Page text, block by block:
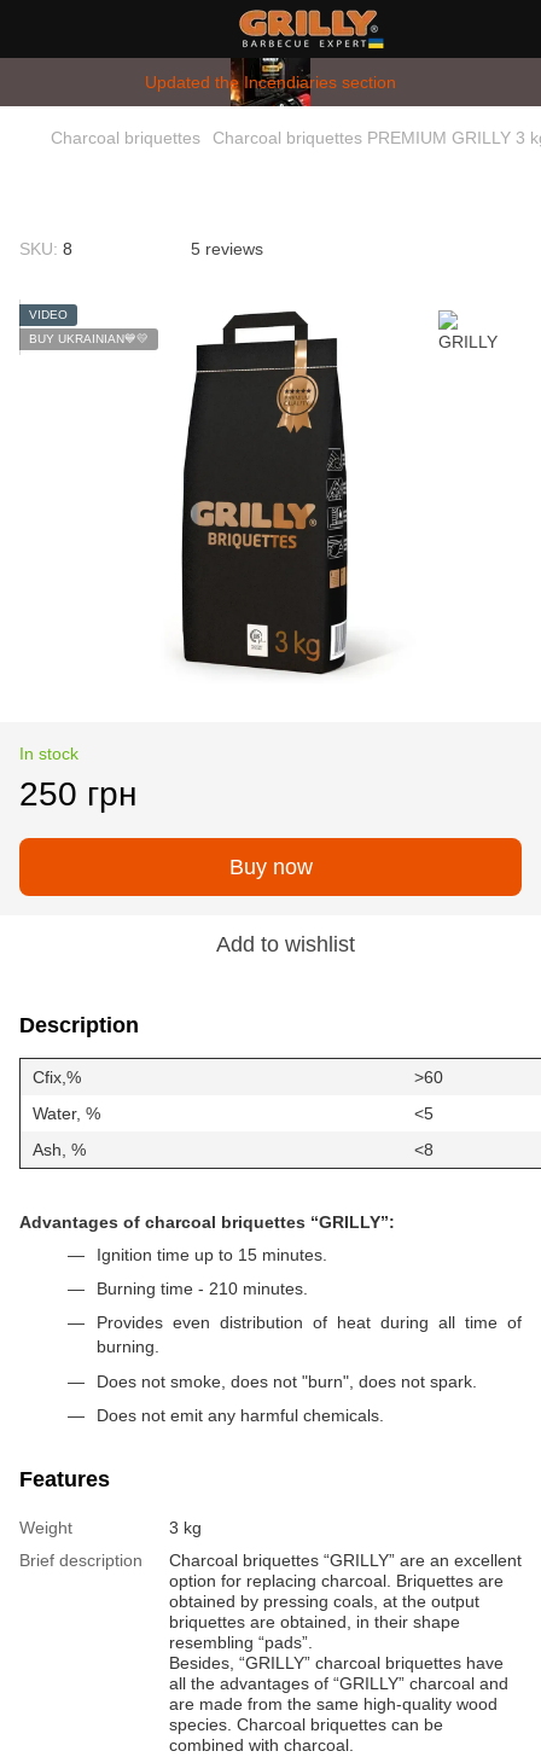
Updated the Incendiaries section
Charcoal briquettes Charcoal briquettes PREMIUM GRILLY 3
SKU: 8 5 reviews
VIDEO
​BUY UKRAINIAN💙💛
In stock
250 грн
Buy now
Add to wishlist
Description
Cfix,%
>60
Water, %
<5
Ash, %
<8
Advantages of charcoal briquettes “GRILLY”:
Ignition time up to 15 minutes
Burning time - 210 minutes
Provides even distribution of heat during all time of
burning.
Does not smoke, does not "burn", does not spark
Does not emit any harmful chemicals
Features
Weight
3 kg
Brief description
Charcoal briquettes “GRILLY” are an excellent
option for replacing charcoal. Briquettes are
obtained by pressing coals, at the output
briquettes are obtained, in their shape
resembling “pads”.
Besides, “GRILLY” charcoal briquettes have
all the advantages of “GRILLY” charcoal and
are made from the same high-quality wood
species. Charcoal briquettes can be
combined with charcoal.